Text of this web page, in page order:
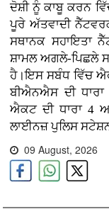
ਦੋਸ਼ੀ ਨੂੰ ਕਾਬੂ ਕਰਨ
ਪੂਰੇ ਅੱਤਵਾਦੀ
ਸਥਾਨਕ ਸਹਾਇਤਾ
ਸ਼ਾਮਲ ਅਗਲੇ-ਪਿਛਲੇ
ਹੈ।ਇਸ ਸਬੰਧ ਵਿੱਚ
ਬੀਐਨਐਸ ਦੀ
ਐਕਟ ਦੀ ਧਾਰਾ 4
ਲਾਈਨਜ਼ ਪੁਲਿਸ
09 August, 2026